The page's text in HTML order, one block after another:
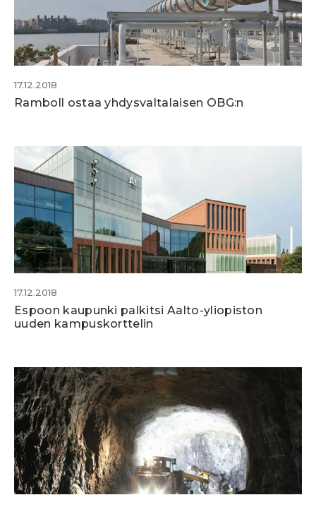
17.12.2018
Ramboll ostaa yhdysvaltalaisen OBG:n
17.12.2018
Espoon kaupunki palkitsi Aalto-yliopiston
uuden kampuskorttelin